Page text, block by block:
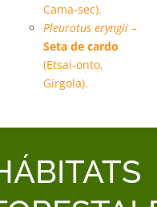
Cama-sec).
Pleurotus eryngii –
Seta de cardo
(Etsai-onto,
Girgola).